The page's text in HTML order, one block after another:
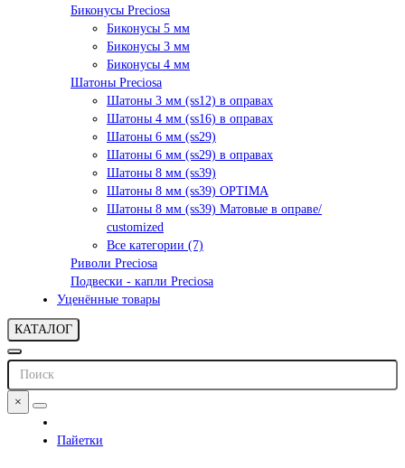
Биконусы Preciosa
Биконусы 5 мм
Биконусы 3 мм
Биконусы 4 мм
Шатоны Preciosa
Шатоны 3 мм (ss12) в оправах
Шатоны 4 мм (ss16) в оправах
Шатоны 6 мм (ss29)
Шатоны 6 мм (ss29) в оправах
Шатоны 8 мм (ss39)
Шатоны 8 мм (ss39) OPTIMA
Шатоны 8 мм (ss39) Матовые в оправе/
customized
Все категории (7)
Риволи Preciosa
Подвески - капли Preciosa
Уценённые товары
КАТАЛОГ
×
Пайетки